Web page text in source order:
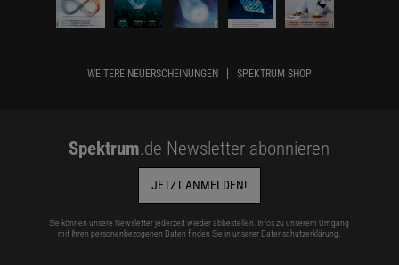
WEITERE NEUERSCHEINUNGEN SPEKTRUM SHOP
Spektrum.de-Newsletter abonnieren
JETZT ANMELDEN!
Sie können unsere Newsletter jederzeit wieder abbestellen. Infos zu unserem Umgang
mit Ihren personenbezogenen Daten finden Sie in unserer Datenschutzerklärung